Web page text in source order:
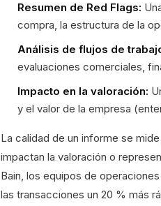
Resumen de Red Flags:
compra, la estructura de la
Análisis de flujos de
evaluaciones comerciales,
Impacto en la valoración:
y el valor de la empresa
La calidad de un informe se
impactan la valoración o
Bain, los equipos de
las transacciones un 20 % más